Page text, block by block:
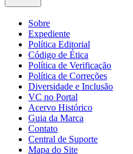
Sobre
Expediente
Política Editorial
Código de Ética
Política de Verificação
Política de Correções
Diversidade e Inclusão
VC no Portal
Acervo Histórico
Guia da Marca
Contato
Central de Suporte
Mapa do Site